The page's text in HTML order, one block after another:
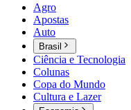
Agro
Apostas
Auto
Brasil
Ciência e Tecnologia
Colunas
Copa do Mundo
Cultura e Lazer